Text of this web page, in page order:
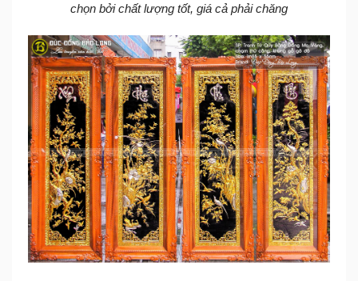
chọn bởi chất lượng tốt, giá cả phải chăng